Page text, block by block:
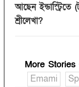
আছেন
শ্রীলেখা?
More Stories
Emami